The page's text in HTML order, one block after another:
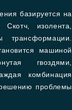
базируется на
изолента,
машиной
гвоздями,
комбинация
проблемы